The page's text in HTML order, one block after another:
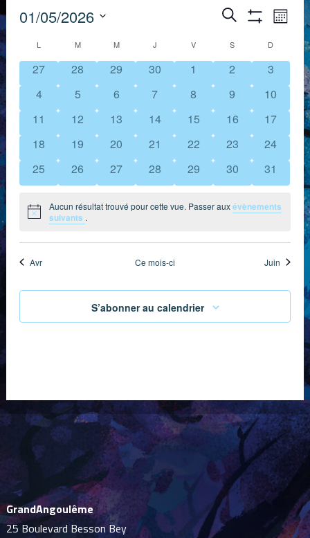
et
navigation
de
vues
Recherche
Filtres
Mois
01/05/2026
date.
Calendrier
de
Évènements
L M M MERCREDI
J V VENDREDI
S D
0
évènements
27
0
évènements
28
0
évènements
29
0
évènements
30
0
évènements
1
0
évènements
2
0
3
0
évènements
4
0
évènements
5
0
évènements
6
0
évènements
7
0
évènements
8
0
évènements
9
0
10
0
évènements
11
0
évènements
12
0
évènements
13
0
évènements
14
0
évènements
15
0
évènements
16
0
17
0
évènements
18
0
évènements
19
0
évènements
20
0
évènements
21
0
évènements
22
0
évènements
23
0
24
0
évènements
25
0
évènements
26
0
évènements
27
0
évènements
28
0
évènements
29
0
évènements
30
0
31
Notice
Aucun résultat trouvé pour cette vue. Passer auxévènements
suivants .
Avr Ce mois-ci Juin
S’abonner au calendrier
GrandAngoulême
25 Boulevard Besson Bey